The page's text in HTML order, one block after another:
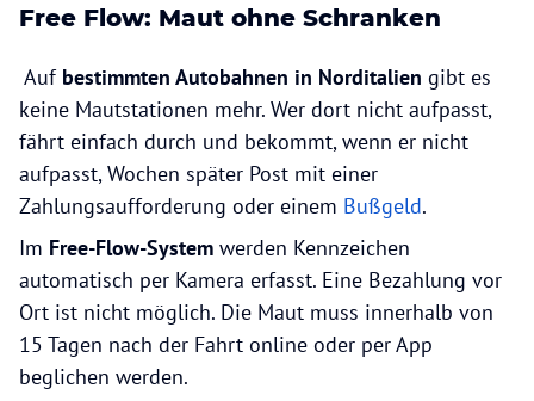
Free Flow: Maut ohne Schranken
Auf bestimmten Autobahnen in Norditalien gibt es
keine Mautstationen mehr. Wer dort nicht aufpasst,
fährt einfach durch und bekommt, wenn er nicht
aufpasst, Wochen später Post mit einer
Zahlungsaufforderung oder einem Bußgeld.
Im Free-Flow-System werden Kennzeichen
automatisch per Kamera erfasst. Eine Bezahlung vor
Ort ist nicht möglich. Die Maut muss innerhalb von
15 Tagen nach der Fahrt online oder per App
beglichen werden.